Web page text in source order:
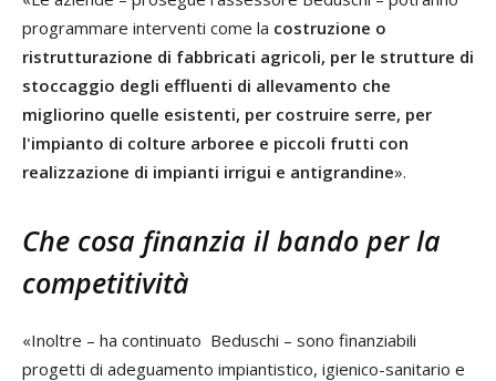
programmare interventi come la costruzione o
ristrutturazione di fabbricati agricoli, per le strutture di
stoccaggio degli effluenti di allevamento che
migliorino quelle esistenti, per costruire serre, per
l'impianto di colture arboree e piccoli frutti con
realizzazione di impianti irrigui e antigrandine».
Che cosa finanzia il bando per la
competitività
«Inoltre – ha continuato Beduschi – sono finanziabili
progetti di adeguamento impiantistico, igienico-sanitario e